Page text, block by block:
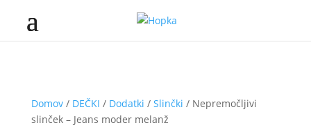
Domov/ DEČKI / Dodatki / Slinčki / Nepremočljivi
slinček – Jeans moder melanž